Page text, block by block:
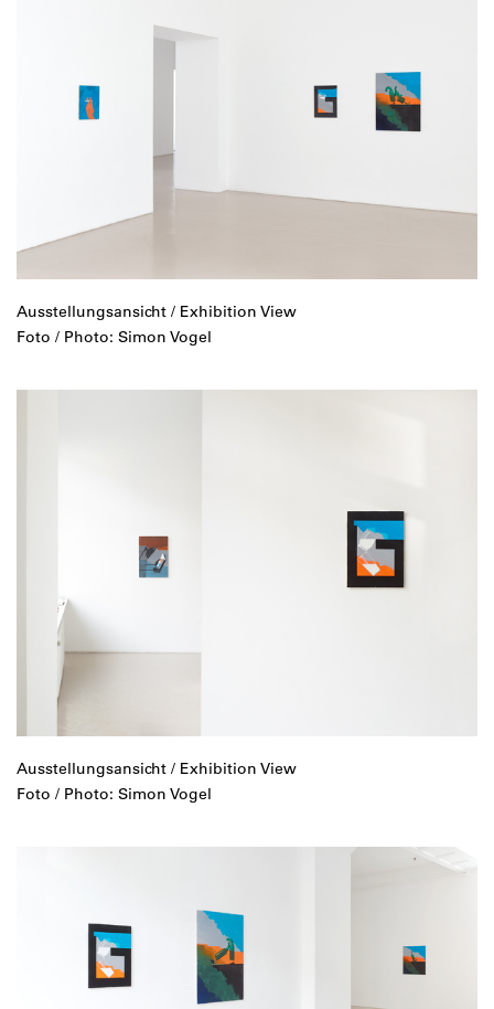
Ausstellungsansicht / Exhibition View
Foto / Photo: Simon Vogel
Ausstellungsansicht / Exhibition View
Foto / Photo: Simon Vogel